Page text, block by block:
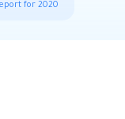
for 2020